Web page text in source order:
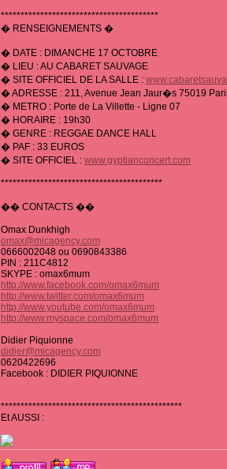
****************************************
� RENSEIGNEMENTS �
� DATE : DIMANCHE 17 OCTOBRE
� LIEU : AU CABARET SAUVAGE
� SITE OFFICIEL DE LA SALLE :
� ADRESSE : 211, Avenue Jean Jaur�s 75019
� METRO : Porte de La Villette - Ligne 07
� HORAIRE : 19h30
� GENRE : REGGAE DANCE HALL
� PAF : 33 EUROS
� SITE OFFICIEL : www.gyptianconcert.com
*****************************************
�� CONTACTS ��
Omax Dunkhigh
omax@micagency.com
0666002048 ou 0690843386
PIN : 211C4812
SKYPE : omax6mum
http://www.facebook.com/omax6mum
http://www.twitter.com/omax6mum
http://www.youtube.com/omax6mum
http://www.myspace.com/omax6mum
Didier Piquionne
didier@micagency.com
0620422696
Facebook : DIDIER PIQUIONNE
**********************************************
Et AUSSI :